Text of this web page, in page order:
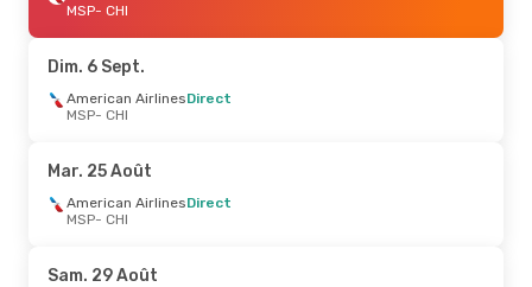
Direct
Sun Country Airlines
Direct
CHI- MSP
MSP- CHI
Dim. 6 Sept.
American AirlinesDirect
MSP- CHI
Mar. 25 Août
American AirlinesDirect
MSP- CHI
Sam. 29 Août